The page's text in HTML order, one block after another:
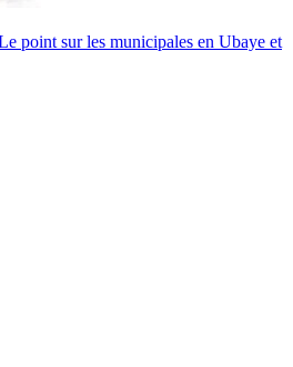
point sur les municipales en Ubaye et